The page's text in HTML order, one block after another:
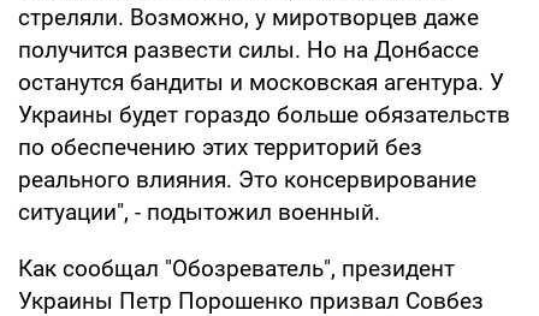
стреляли. Возможно, у миротворцев даже
получится развести силы. Но на Донбассе
останутся бандиты и московская агентура. У
Украины будет гораздо больше обязательств
по обеспечению этих территорий без
реального влияния. Это консервирование
ситуации", - подытожил военный.
Как сообщал "Обозреватель", президент
Украины Петр Порошенко призвал Совбез